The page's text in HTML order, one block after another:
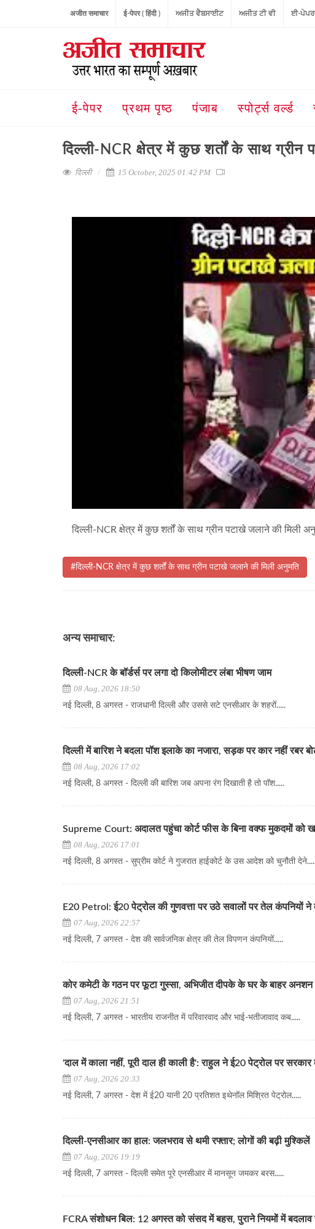
अजीत समाचार ई-पेपर ( हिंदी ) ਅਜੀਤ ਵੈਬਸਾਈਟ ਅਜੀਤ ਟੀ ਵੀ ਈ-ਪੇਪਰ
ई-पेपर प्रथम पृष्ठ पंजाब स्पोर्ट्स वर्ल्ड
दिल्ली-NCR क्षेत्र में कुछ शर्तों के साथ ग्रीन
दिल्ली 15 October, 2025 01:42 PM
दिल्ली-NCR क्षेत्र में कुछ शर्तों के साथ ग्रीन पटाखे जलाने की मिली
#दिल्ली-NCR क्षेत्र में कुछ शर्तों के साथ ग्रीन पटाखे जलाने की मिली अनुमति
अन्य समाचार:
दिल्ली-NCR के बॉर्डर्स पर लगा दो किलोमीटर लंबा भीषण जाम
08 Aug, 2026 18:50
नई दिल्ली, 8 अगस्त - राजधानी दिल्ली और उससे सटे एनसीआर के शहरों.....
दिल्ली में बारिश ने बदला पॉश इलाके का नजारा, सड़क पर कार नहीं रबर
08 Aug, 2026 17:02
नई दिल्ली, 8 अगस्त - दिल्ली की बारिश जब अपना रंग दिखाती है तो पॉश.....
Supreme Court: अदालत पहुंचा कोर्ट फीस के बिना वक्फ मुकदमों को
08 Aug, 2026 17:01
नई दिल्ली, 8 अगस्त - सुप्रीम कोर्ट ने गुजरात हाईकोर्ट के उस आदेश को चुनौती
E20 Petrol: ई20 पेट्रोल की गुणवत्ता पर उठे सवालों पर तेल कंपनियों ने
07 Aug, 2026 22:57
नई दिल्ली, 7 अगस्त - देश की सार्वजनिक क्षेत्र की तेल विपणन कंपनियों.....
कोर कमेटी के गठन पर फूटा गुस्सा, अभिजीत दीपके के घर के बाहर अनशन
07 Aug, 2026 21:51
नई दिल्ली, 7 अगस्त - भारतीय राजनीत में परिवारवाद और भाई-भतीजावाद कब.....
'दाल में काला नहीं, पूरी दाल ही काली है': राहुल ने ई20 पेट्रोल पर सरकार
07 Aug, 2026 20:33
नई दिल्ली, 7 अगस्त - देश में ई20 यानी 20 प्रतिशत इथेनॉल मिश्रित पेट्रोल.....
दिल्ली-एनसीआर का हाल: जलभराव से थमी रफ्तार; लोगों की बढ़ी मुश्किलें
07 Aug, 2026 19:19
नई दिल्ली, 7 अगस्त - दिल्ली समेत पूरे एनसीआर में मानसून जमकर बरस.....
FCRA संशोधन बिल: 12 अगस्त को संसद में बहस, पुराने नियमों में बदलाव